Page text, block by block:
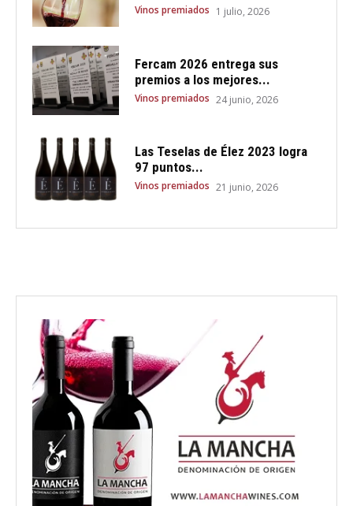
Vinos premiados 1 julio, 2026
Fercam 2026 entrega sus
premios a los mejores...
Vinos premiados 24 junio, 2026
Las Teselas de Élez 2023 logra
97 puntos...
Vinos premiados 21 junio, 2026